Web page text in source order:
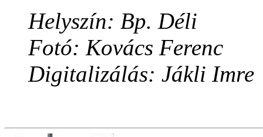
Helyszín: Bp. Déli
Fotó: Kovács Ferenc
Digitalizálás: Jákli Imre